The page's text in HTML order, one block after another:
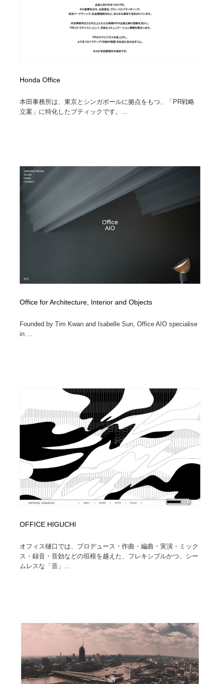
Honda Office
本田事務所は、東京とシンガポールに拠点をもつ、「PR戦略
立案」に特化したブティックです。...
Office for Architecture, Interior and Objects
Founded by Tim Kwan and Isabelle Sun, Office AIO specialise
in ...
OFFICE HIGUCHI
オフィス樋口では、プロデュース・作曲・編曲・実演・ミック
ス・録音・音効などの垣根を越えた、フレキシブルかつ、シー
ムレスな「音」...